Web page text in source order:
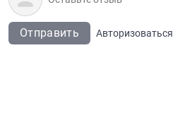
Отправить Авторизоваться